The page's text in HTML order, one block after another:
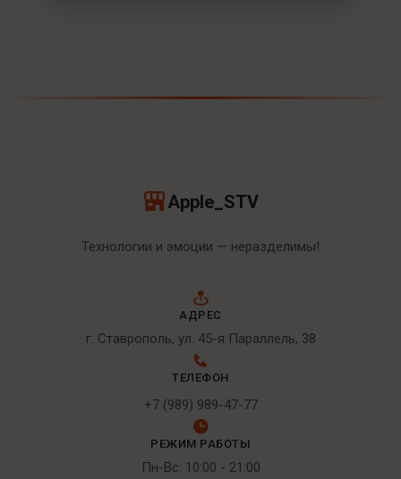
Apple_STV
Технологии и эмоции — неразделимы!
АДРЕС
г. Ставрополь, ул. 45-я Параллель, 38
ТЕЛЕФОН
+7 (989) 989-47-77
РЕЖИМ РАБОТЫ
Пн-Вс: 10:00 - 21:00